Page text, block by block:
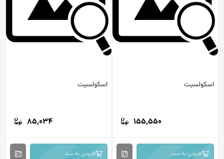
اسکولسیت
155,550
افزودن به سبد
اسکولسیت
85,034
افزودن به سبد